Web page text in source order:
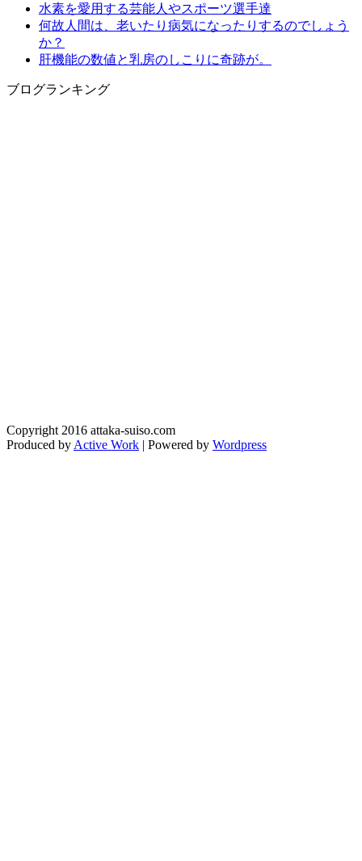
水素を愛用する芸能人やスポーツ選手達
何故人間は、老いたり病気になったりするのでしょう
か？
肝機能の数値と乳房のしこりに奇跡が。
ブログランキング
Copyright 2016 attaka-suiso.com
Produced by Active Work | Powered by Wordpress